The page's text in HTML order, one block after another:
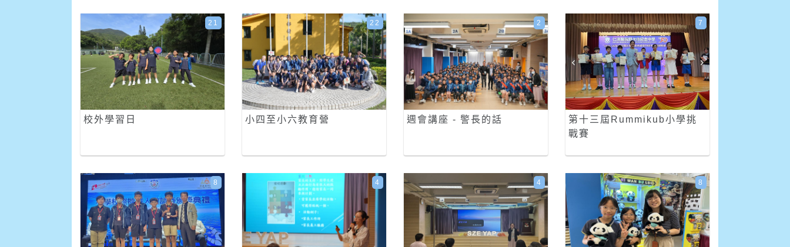
校外學習日
21
小四至小六教育營
22
週會講座 - 警長的話
2
第十三屆Rummikub小學挑
戰賽
7
8 4 4 8